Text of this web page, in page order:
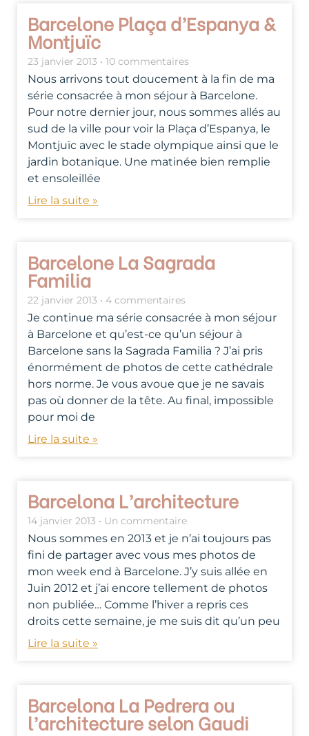
Barcelone Plaça d’Espanya &
Montjuïc
23 janvier 2013 10 commentaires
Nous arrivons tout doucement à la fin de ma
série consacrée à mon séjour à Barcelone.
Pour notre dernier jour, nous sommes allés au
sud de la ville pour voir la Plaça d’Espanya, le
Montjuïc avec le stade olympique ainsi que le
jardin botanique. Une matinée bien remplie
et ensoleillée
Lire la suite »
Barcelone La Sagrada
Familia
22 janvier 2013 4 commentaires
Je continue ma série consacrée à mon séjour
à Barcelone et qu’est-ce qu’un séjour à
Barcelone sans la Sagrada Familia ? J’ai pris
énormément de photos de cette cathédrale
hors norme. Je vous avoue que je ne savais
pas où donner de la tête. Au final, impossible
pour moi de
Lire la suite »
Barcelona L’architecture
14 janvier 2013 Un commentaire
Nous sommes en 2013 et je n’ai toujours pas
fini de partager avec vous mes photos de
mon week end à Barcelone. J’y suis allée en
Juin 2012 et j’ai encore tellement de photos
non publiée… Comme l’hiver a repris ces
droits cette semaine, je me suis dit qu’un peu
Lire la suite »
Barcelona La Pedrera ou
l’architecture selon Gaudi